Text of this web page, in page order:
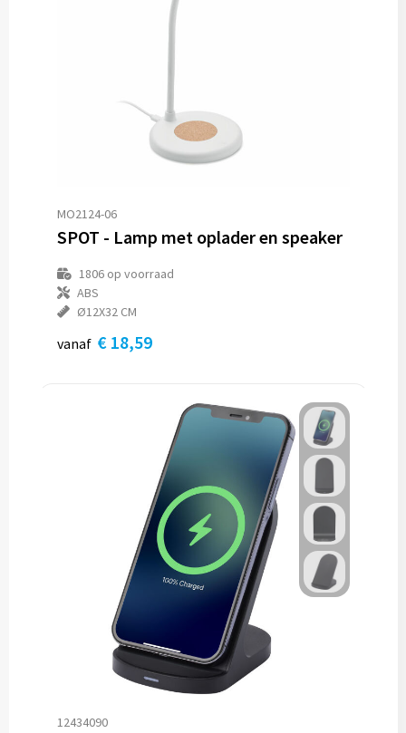
MO2124-06
SPOT - Lamp met oplader en speaker
1806op voorraad
ABS
Ø12X32 CM
vanaf € 18,59
12434090